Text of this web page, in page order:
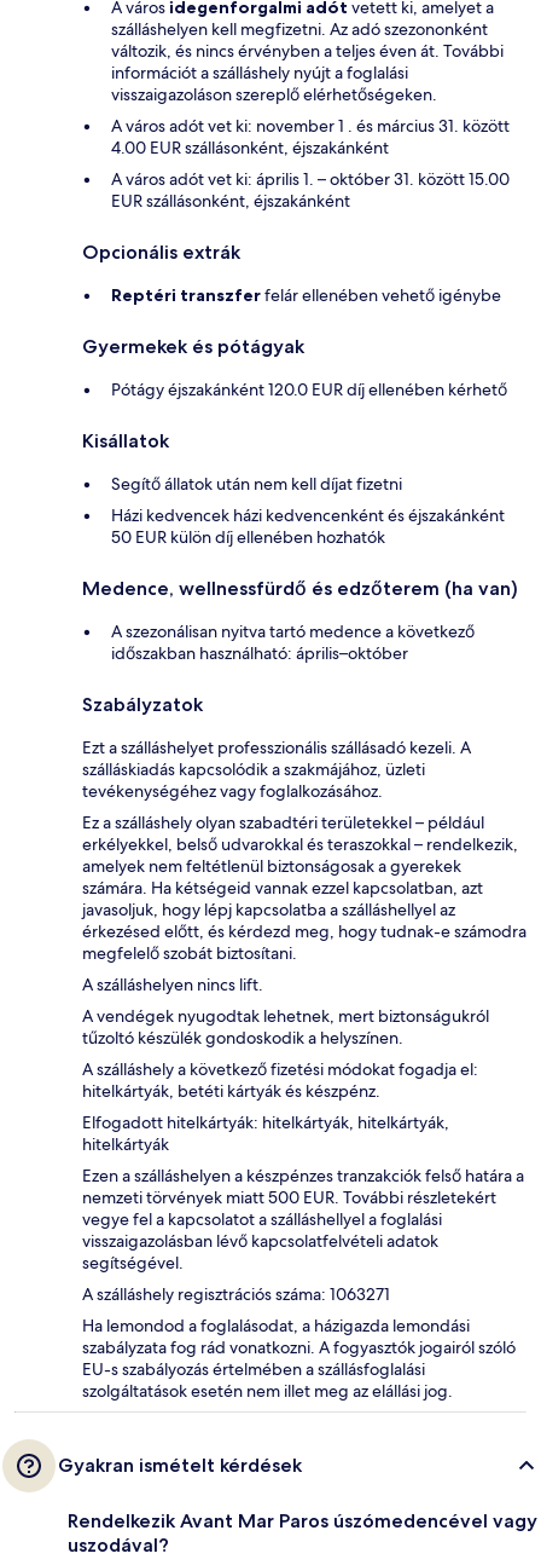
A városidegenforgalmi adót vetett ki, amelyet a
szálláshelyen kell megfizetni. Az adó szezononként
változik, és nincs érvényben a teljes éven át. További
információt a szálláshely nyújt a foglalási
visszaigazoláson szereplő elérhetőségeken.
A város adót vet ki: november 1 . és március 31. között
4.00 EUR szállásonként, éjszakánként
A város adót vet ki: április 1. – október 31. között 15.00
EUR szállásonként, éjszakánként
Opcionális extrák
Reptéri transzferfelár ellenében vehető igénybe
Gyermekek és pótágyak
Pótágy éjszakánként 120.0 EUR díj ellenében kérhető
Kisállatok
Segítő állatok után nem kell díjat fizetni
Házi kedvencek házi kedvencenként és éjszakánként
50 EUR külön díj ellenében hozhatók
Medence, wellnessfürdő és edzőterem (ha van)
A szezonálisan nyitva tartó medence a következő
időszakban használható: április–október
Szabályzatok
Ezt a szálláshelyet professzionális szállásadó kezeli. A
szálláskiadás kapcsolódik a szakmájához, üzleti
tevékenységéhez vagy foglalkozásához.
Ez a szálláshely olyan szabadtéri területekkel – például
erkélyekkel, belső udvarokkal és teraszokkal – rendelkezik,
amelyek nem feltétlenül biztonságosak a gyerekek
számára. Ha kétségeid vannak ezzel kapcsolatban, azt
javasoljuk, hogy lépj kapcsolatba a szálláshellyel az
érkezésed előtt, és kérdezd meg, hogy tudnak-e számodra
megfelelő szobát biztosítani.
A szálláshelyen nincs lift.
A vendégek nyugodtak lehetnek, mert biztonságukról
tűzoltó készülék gondoskodik a helyszínen.
A szálláshely a következő fizetési módokat fogadja el:
hitelkártyák, betéti kártyák és készpénz.
Elfogadott hitelkártyák: hitelkártyák, hitelkártyák,
hitelkártyák
Ezen a szálláshelyen a készpénzes tranzakciók felső határa a
nemzeti törvények miatt 500 EUR. További részletekért
vegye fel a kapcsolatot a szálláshellyel a foglalási
visszaigazolásban lévő kapcsolatfelvételi adatok
segítségével.
A szálláshely regisztrációs száma: 1063271
Ha lemondod a foglalásodat, a házigazda lemondási
szabályzata fog rád vonatkozni. A fogyasztók jogairól szóló
EU-s szabályozás értelmében a szállásfoglalási
szolgáltatások esetén nem illet meg az elállási jog.
Gyakran ismételt kérdések
Rendelkezik Avant Mar Paros úszómedencével vagy
uszodával?